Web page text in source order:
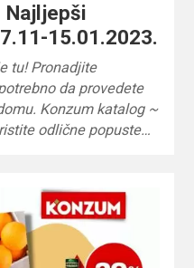
Najljepši
15.01.2023.
tu! Pronadjite
da provedete
Konzum katalog ~
odlične popuste…